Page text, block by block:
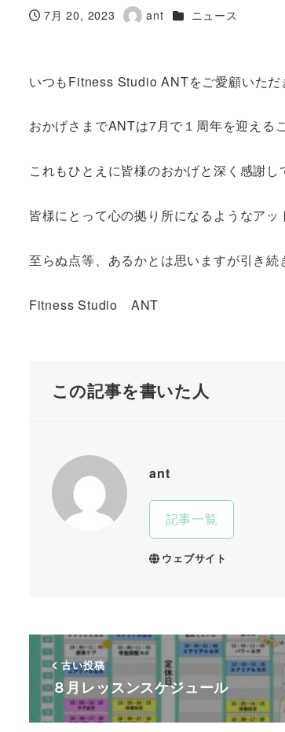
投稿日
7月 20, 2023
著
ant カテゴリー
ニュース
いつもFitness Studio ANTをご愛顧いただ
おかげさまでANTは7月で１周年を迎える
これもひとえに皆様のおかげと深く感謝し
皆様にとって心の拠り所になるようなア
至らぬ点等、あるかとは思いますが引き続
Fitness Studio ANT
この記事を書いた人
ant
記事一覧
ウェブサイト
古い投稿
８月レッスンスケジュール